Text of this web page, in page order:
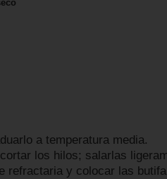
a temperatura media.
los hilos; salarlas
refractaria y colocar las